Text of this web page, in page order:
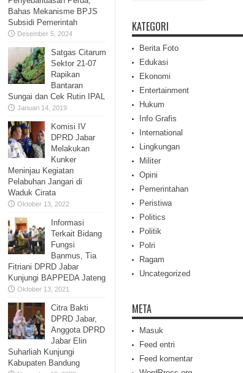
Bahas Mekanisme BPJS
Subsidi Pemerintah
Desember 5, 2024
Satgas Citarum
Sektor 21-07
Rapikan
Bantaran
Sungai dan Cek Rutin IPAL
Januari 14, 2019
Komisi IV
DPRD Jabar
Melakukan
Kunker
Meninjau Kegiatan
Pelabuhan Jangari di
Waduk Cirata
Oktober 13, 2022
Informasi
Terkait Bidang
Fungsi
Banmus, Tia
Fitriani DPRD Jabar
Kunjungi BAPPEDA Jateng
Oktober 13, 2021
Citra Bakti
DPRD Jabar,
Anggota DPRD
Jabar Elin
Suharliah Kunjungi
Kabupaten Bandung
KATEGORI
Berita Foto
Edukasi
Ekonomi
Entertainment
Hukum
Info Grafis
International
Lingkungan
Militer
Opini
Pemerintahan
Peristiwa
Politics
Politik
Polri
Ragam
Uncategorized
META
Masuk
Feed entri
Feed komentar